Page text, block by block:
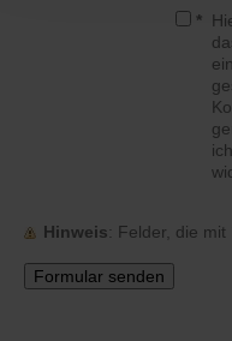
*
Hinweis : Felder, die mit